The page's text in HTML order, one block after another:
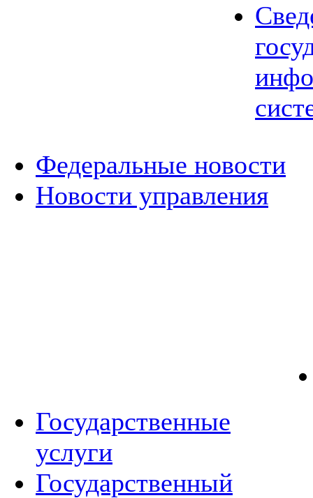
Федеральные новости
Новости управления
Государственные
услуги
Государственный